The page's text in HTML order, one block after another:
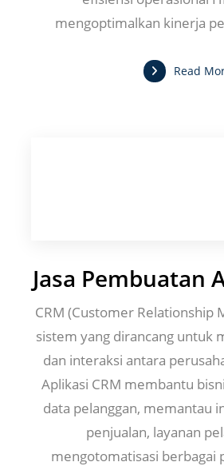
mengoptimalkan kinerja
Read
Jasa Pembuatan
CRM (Customer Relationship
sistem yang dirancang untuk
dan interaksi antara
Aplikasi CRM membantu
data pelanggan, memantau
penjualan, layanan
mengotomatisasi berbagai